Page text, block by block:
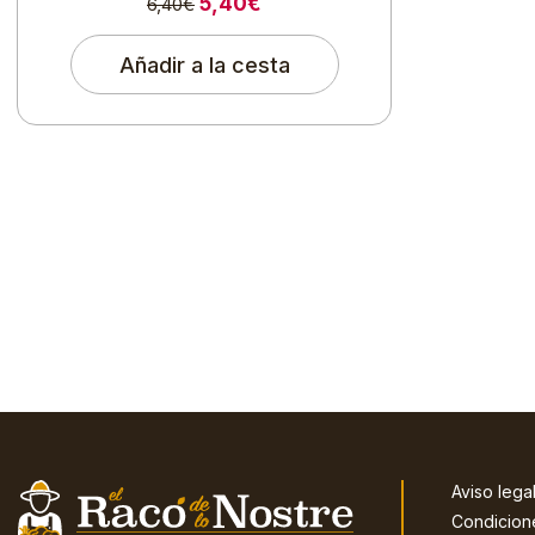
Añadir a la cesta
Aviso legal